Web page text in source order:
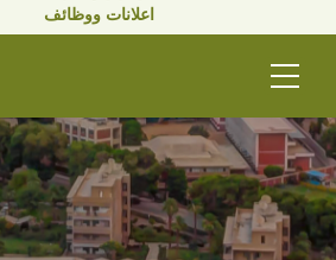
اعلانات ووظائف